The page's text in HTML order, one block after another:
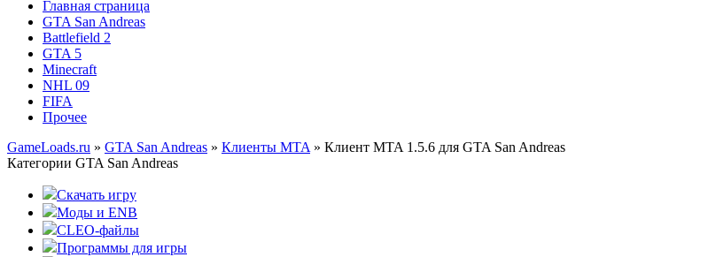
Главная страница
GTA San Andreas
Battlefield 2
GTA 5
Minecraft
NHL 09
FIFA
Прочее
GameLoads.ru » GTA San Andreas » Клиенты MTA » Клиент MTA 1.5.6 для GTA San Andreas
Категории GTA San Andreas
Скачать игру
Моды и ENB
CLEO-файлы
Программы для игры